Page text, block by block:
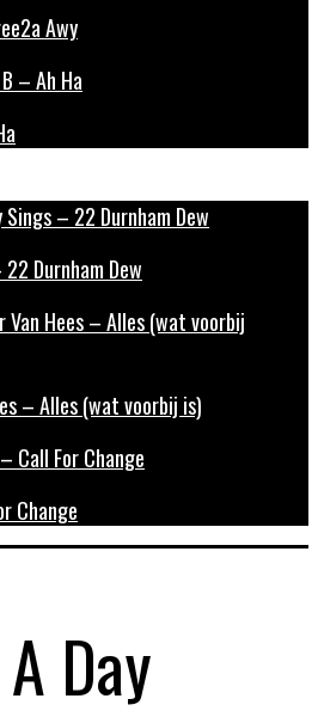
Awy
Durnham Dew
– Alles (wat voorbij is)
Change
Day